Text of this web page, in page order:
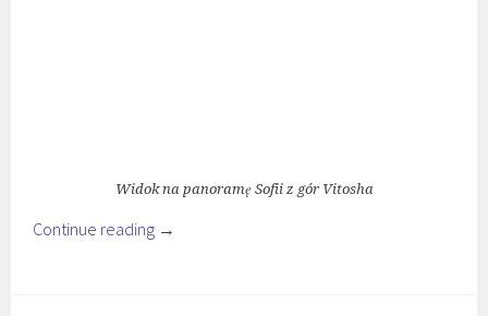
Widok na panoramę Sofii z gór Vitosha
Continue reading →